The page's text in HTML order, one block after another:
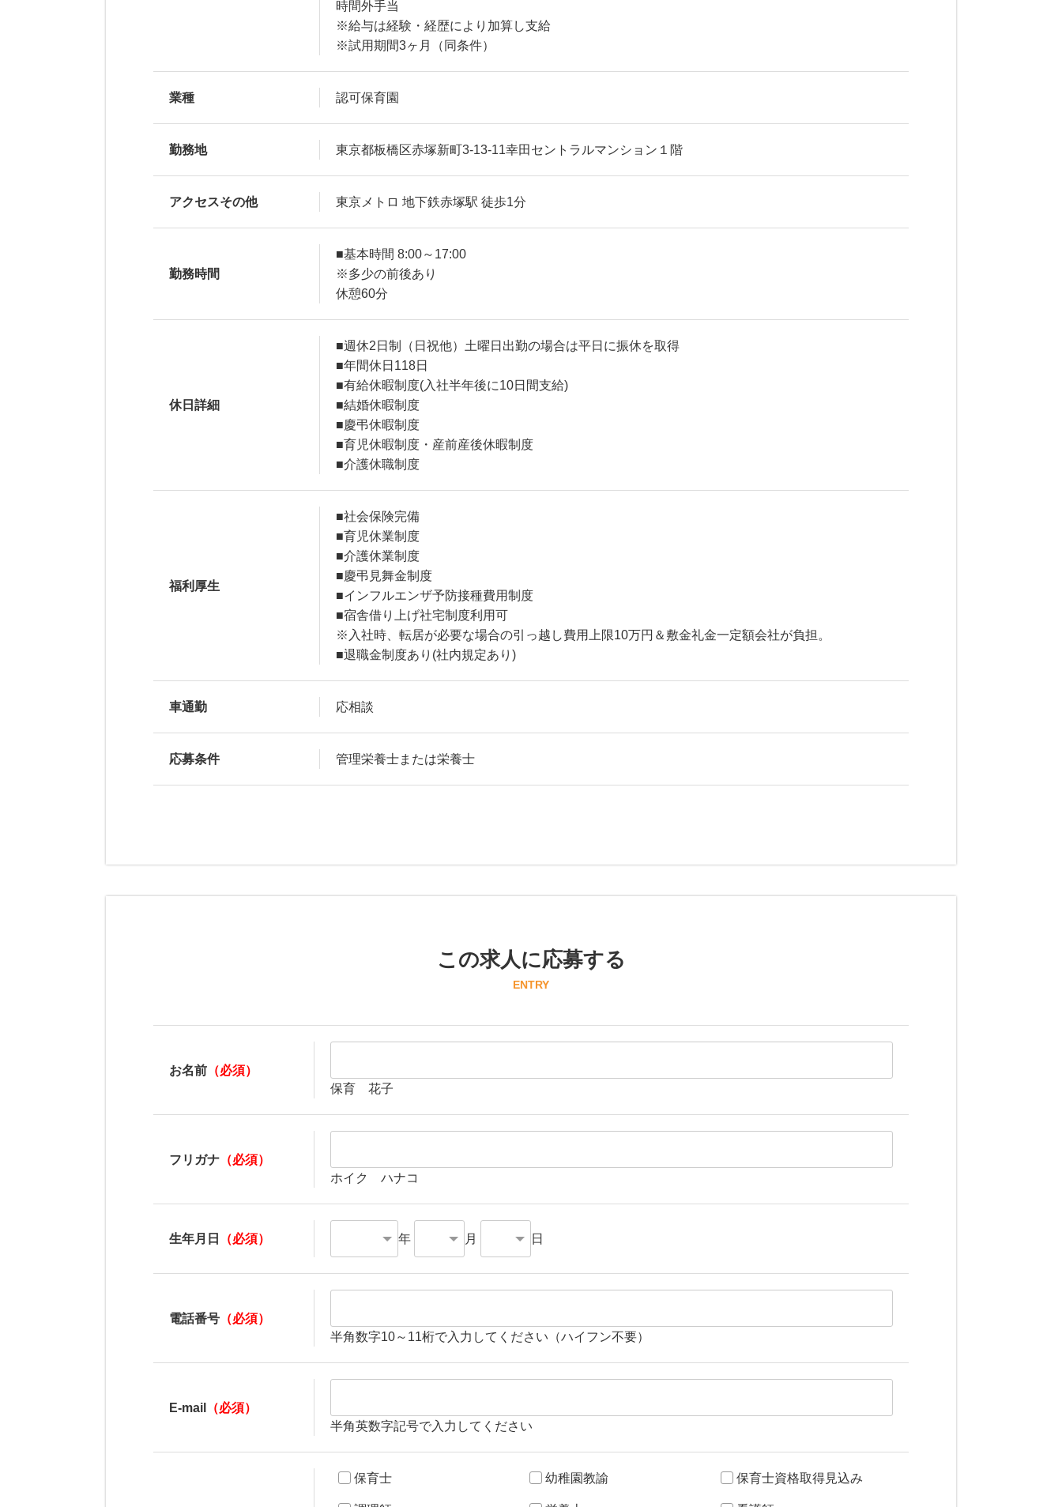
時間外手当
※給与は経験・経歴により加算し支給
※試用期間3ヶ月（同条件）
業種 認可保育園
勤務地 東京都板橋区赤塚新町3-13-11幸田セントラルマンション１階
アクセスその他 東京メトロ 地下鉄赤塚駅 徒歩1分
勤務時間
■基本時間 8:00～17:00
※多少の前後あり
休憩60分
休日詳細
■週休2日制（日祝他）土曜日出勤の場合は平日に振休を取得
■年間休日118日
■有給休暇制度(入社半年後に10日間支給)
■結婚休暇制度
■慶弔休暇制度
■育児休暇制度・産前産後休暇制度
■介護休職制度
福利厚生
■社会保険完備
■育児休業制度
■介護休業制度
■慶弔見舞金制度
■インフルエンザ予防接種費用制度
■宿舎借り上げ社宅制度利用可
※入社時、転居が必要な場合の引っ越し費用上限10万円＆敷金礼金一定額会社が負担。
■退職金制度あり(社内規定あり)
車通勤 応相談
応募条件 管理栄養士または栄養士
この求人に応募する
ENTRY
お名前 （必須）
保育 花子
フリガナ （必須）
ホイク ハナコ
生年月日 （必須） 年 月 日
電話番号 （必須）
半角数字10～11桁で入力してください（ハイフン不要）
E-mail
（必須）
半角英数字記号で入力してください
保育士 幼稚園教諭 保育士資格取得見込み